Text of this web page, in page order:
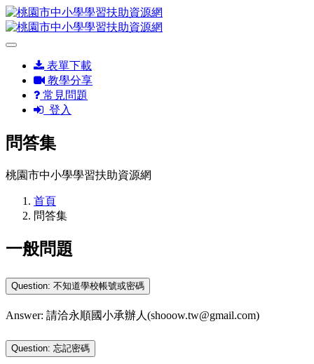
表單下載
教學分享
常見問題
登入
問答集
桃園市中小學學習扶助資源網
首頁
問答集
一般問題
Question: 不知道學校帳號或密碼
Answer: 請洽永順國小承辦人(shooow.tw@gmail.com)
Question: 忘記密碼